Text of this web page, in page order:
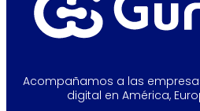
Acompañamos a las
digital en América,